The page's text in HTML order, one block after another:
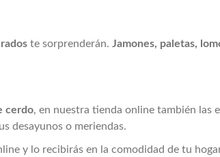
te sorprenderán. Jamones, paletas,
cerdo, en nuestra tienda online también las
desayunos o meriendas.
y lo recibirás en la comodidad de tu